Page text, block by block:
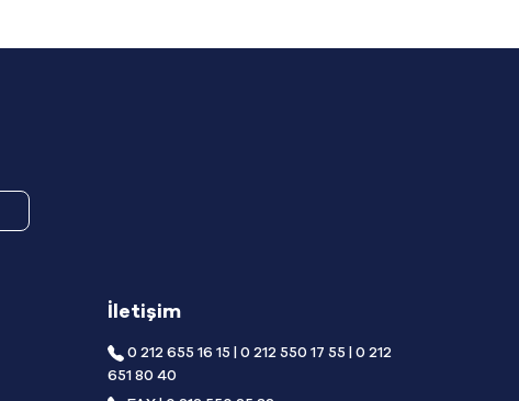
İletişim
0 212 655 16 15 | 0 212 550 17 55 | 0 212
651 80 40